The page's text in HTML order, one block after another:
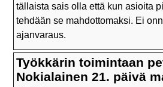
tällaista sais olla että kun asioita
tehdään se mahdottomaksi. Ei
ajanvaraus.
Työkkärin toimintaan
Nokialainen 21. päivä